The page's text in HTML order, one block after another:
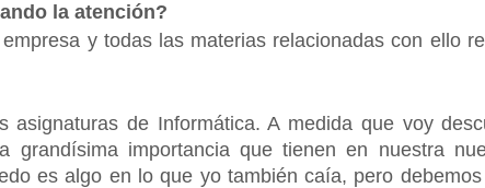
la atención?
y todas las materias relacionadas con ello
de Informática. A medida que voy
grandísima importancia que tienen en nuestra
es algo en lo que yo también caía, pero